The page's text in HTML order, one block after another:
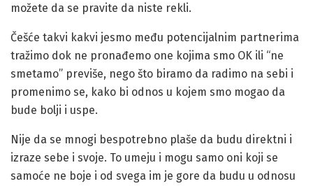
možete da se pravite da niste rekli.
Češće takvi kakvi jesmo među potencijalnim partnerima
tražimo dok ne pronađemo one kojima smo OK ili “ne
smetamo” previše, nego što biramo da radimo na sebi i
promenimo se, kako bi odnos u kojem smo mogao da
bude bolji i uspe.
Nije da se mnogi bespotrebno plaše da budu direktni i
izraze sebe i svoje. To umeju i mogu samo oni koji se
samoće ne boje i od svega im je gore da budu u odnosu